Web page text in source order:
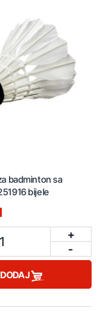
badminton sa
bijele
1
+
-
DODAJ